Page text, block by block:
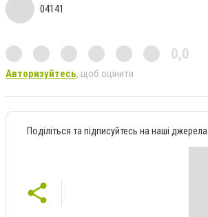
04141
0,0
Авторизуйтесь, щоб оцінити
Поділіться та підписуйтесь на наші джерела